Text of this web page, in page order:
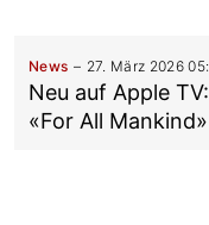
News 27. März 2026
Neu auf Apple
«For All Mankind»